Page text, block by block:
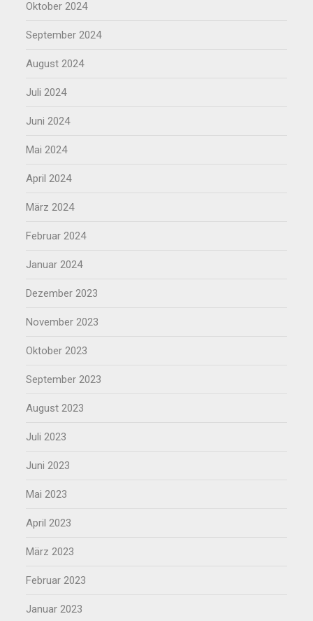
Oktober 2024
September 2024
August 2024
Juli 2024
Juni 2024
Mai 2024
April 2024
März 2024
Februar 2024
Januar 2024
Dezember 2023
November 2023
Oktober 2023
September 2023
August 2023
Juli 2023
Juni 2023
Mai 2023
April 2023
März 2023
Februar 2023
Januar 2023